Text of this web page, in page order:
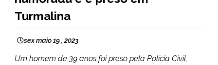
Turmalina
sex maio 19 , 2023
Um homem de 39 anos foi preso pela Polícia Civil,